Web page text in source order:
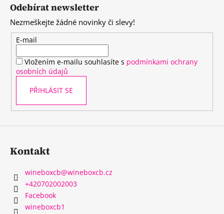
Odebírat newsletter
Nezmeškejte žádné novinky či slevy!
E-mail
Vložením e-mailu souhlasíte s podmínkami ochrany
osobních údajů
PŘIHLÁSIT SE
Kontakt
wineboxcb@wineboxcb.cz
+420702002003
Facebook
wineboxcb1